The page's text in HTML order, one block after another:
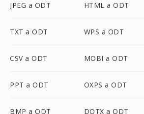
JPEG a ODT HTML a ODT
TXT a ODT WPS a ODT
CSV a ODT MOBI a ODT
PPT a ODT OXPS a ODT
BMP a ODT DOTX a ODT